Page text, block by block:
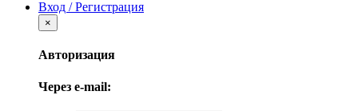
Вход / Регистрация
×
Авторизация
Через e-mail: